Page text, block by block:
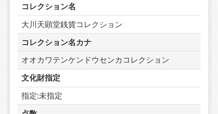
コレクション名
大川天顕堂銭貨コレクション
コレクション名カナ
オオカワテンケンドウセンカコレクション
文化財指定
指定:未指定